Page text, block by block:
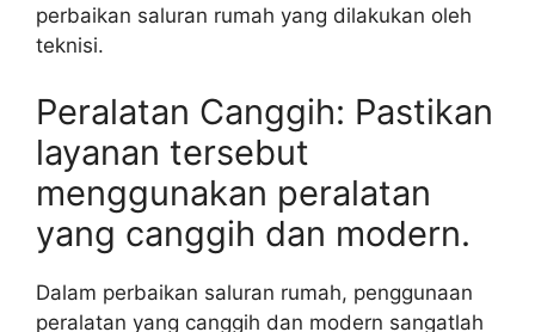
perbaikan saluran rumah yang dilakukan oleh
teknisi.
Peralatan Canggih: Pastikan
layanan tersebut
menggunakan peralatan
yang canggih dan modern.
Dalam perbaikan saluran rumah, penggunaan
peralatan yang canggih dan modern sangatlah